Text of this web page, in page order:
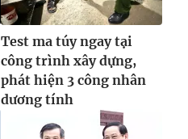
Test ma túy ngay tại
công trình xây dựng,
phát hiện 3 công nhân
dương tính